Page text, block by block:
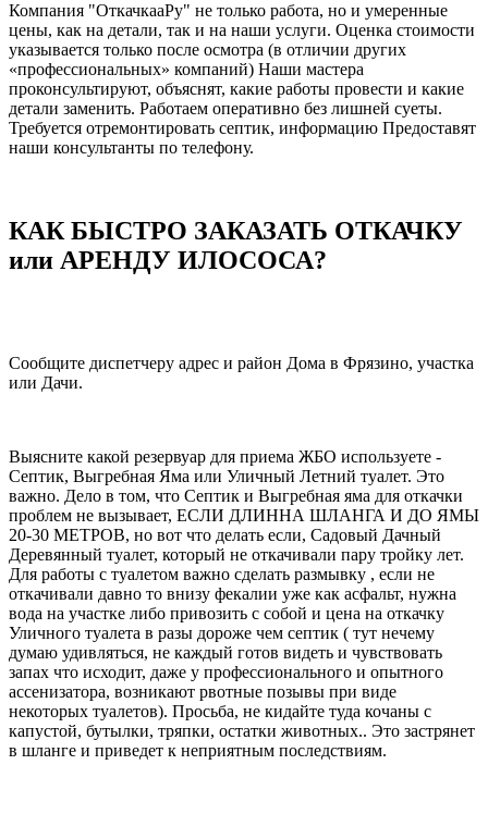
Компания "ОткачкааРу" не только работа, но и умеренные
цены, как на детали, так и на наши услуги. Оценка стоимости
указывается только после осмотра (в отличии других
«профессиональных» компаний) Наши мастера
проконсультируют, объяснят, какие работы провести и какие
детали заменить. Работаем оперативно без лишней суеты.
Требуется отремонтировать септик, информацию Предоставят
наши консультанты по телефону.
КАК БЫСТРО ЗАКАЗАТЬ ОТКАЧКУ
или АРЕНДУ ИЛОСОСА?
Сообщите диспетчеру адрес и район Дома в Фрязино, участка
или Дачи.
Выясните какой резервуар для приема ЖБО используете -
Септик, Выгребная Яма или Уличный Летний туалет. Это
важно. Дело в том, что Септик и Выгребная яма для откачки
проблем не вызывает, ЕСЛИ ДЛИННА ШЛАНГА И ДО ЯМЫ
20-30 МЕТРОВ, но вот что делать если, Садовый Дачный
Деревянный туалет, который не откачивали пару тройку лет.
Для работы с туалетом важно сделать размывку , если не
откачивали давно то внизу фекалии уже как асфальт, нужна
вода на участке либо привозить с собой и цена на откачку
Уличного туалета в разы дороже чем септик ( тут нечему
думаю удивляться, не каждый готов видеть и чувствовать
запах что исходит, даже у профессионального и опытного
ассенизатора, возникают рвотные позывы при виде
некоторых туалетов). Просьба, не кидайте туда кочаны с
капустой, бутылки, тряпки, остатки животных.. Это застрянет
в шланге и приведет к неприятным последствиям.